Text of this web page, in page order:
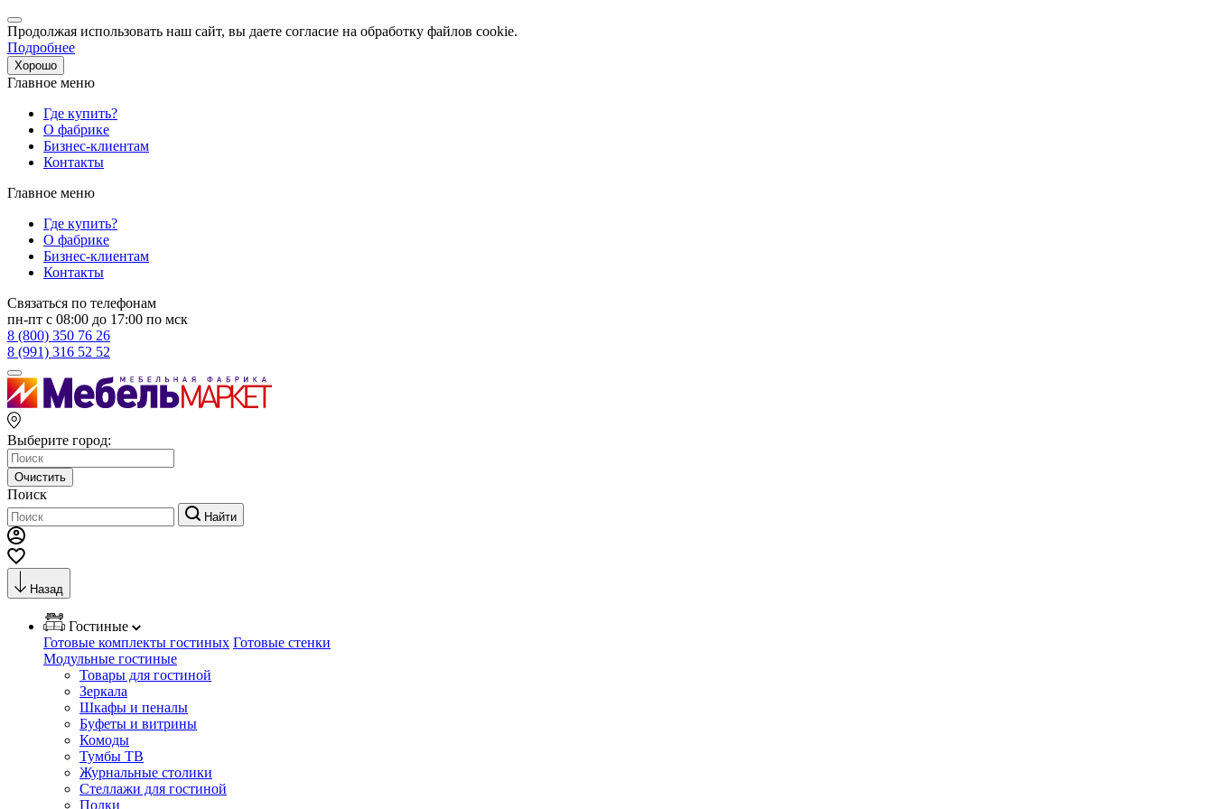
Продолжая использовать наш сайт, вы даете согласие на обработку файлов cookie.
Подробнее
Хорошо
Главное меню
Где купить?
О фабрике
Бизнес-клиентам
Контакты
Главное меню
Где купить?
О фабрике
Бизнес-клиентам
Контакты
Связаться по телефонам
пн-пт с 08:00 до 17:00 по мск
8 (800) 350 76 26
8 (991) 316 52 52
Выберите город:
Очистить
Поиск
Найти
Назад
Гостиные
Готовые комплекты гостиных Готовые стенки
Модульные гостиные
Товары для гостиной
Зеркала
Шкафы и пеналы
Буфеты и витрины
Комоды
Тумбы ТВ
Журнальные столики
Стеллажи для гостиной
Полки